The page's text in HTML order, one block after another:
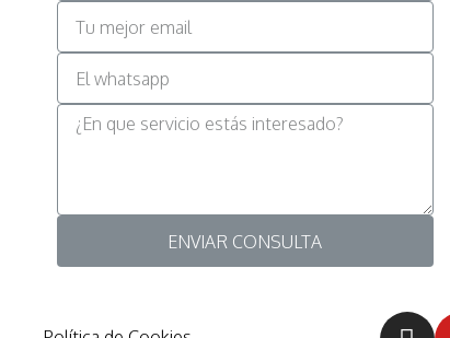
ENVIAR CONSULTA